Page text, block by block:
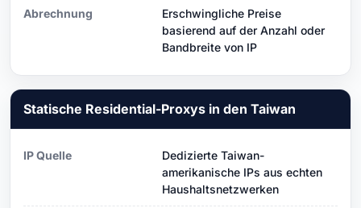
Abrechnung
Erschwingliche Preise
basierend auf der Anzahl oder
Bandbreite von IP
Statische Residential-Proxys in den Taiwan
IP Quelle
Dedizierte Taiwan-
amerikanische IPs aus echten
Haushaltsnetzwerken